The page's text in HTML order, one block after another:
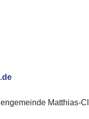
Matthias-